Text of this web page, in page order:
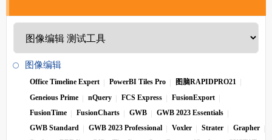
图像编辑
Office Timeline Expert PowerBI Tiles Pro
图脑RAPIDPRO21
Geneious Prime
nQuery FCS Express
FusionExport
FusionTime
FusionCharts GWB
GWB 2023 Essentials
GWB Standard
GWB 2023 Professional Voxler Strater
Grapher